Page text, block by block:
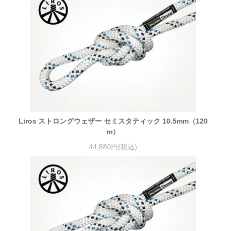
Liros ストロングウェザー セミスタティック 10.5mm（120
m）
44,880円(税込)